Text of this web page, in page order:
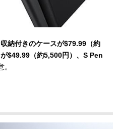
納付きのケースが$79.99（約
$49.99（約5,500円）、S Pen
。